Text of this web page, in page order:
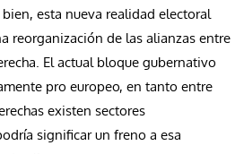
esta nueva realidad electoral
reorganización de las alianzas entre
El actual bloque gubernativo
pro europeo, en tanto entre
existen sectores
significar un freno a esa